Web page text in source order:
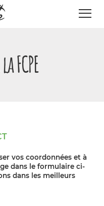
FCPE
vos coordonnées et à
dans le formulaire ci-
dans les meilleurs